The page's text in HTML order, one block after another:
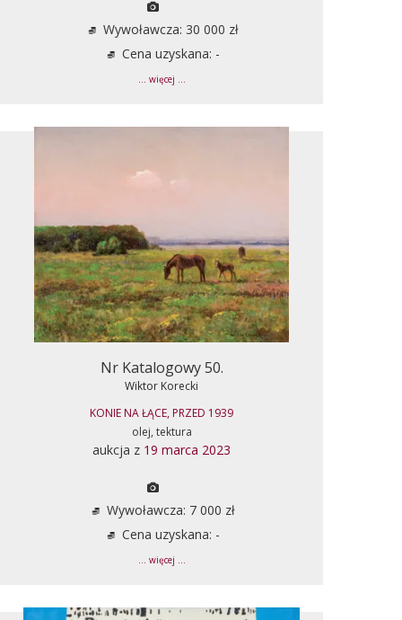
Wywoławcza: 30 000 zł
Cena uzyskana: -
... więcej ...
Nr Katalogowy 50.
Wiktor Korecki
KONIE NA ŁĄCE, PRZED 1939
olej, tektura
aukcja z 19 marca 2023
Wywoławcza: 7 000 zł
Cena uzyskana: -
... więcej ...